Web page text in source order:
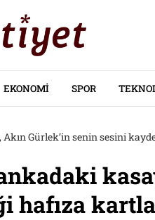
EKONOMI SPOR
Akın Gürlek’in senin sesini
hafıza